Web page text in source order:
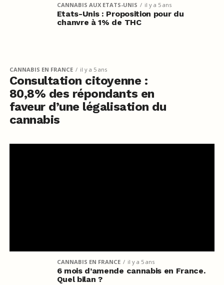
CANNABIS AUX ETATS-UNIS il y a 5 ans
Etats-Unis : Proposition pour du
chanvre à 1% de THC
CANNABIS EN FRANCE il y a 5 ans
Consultation citoyenne :
80,8% des répondants en
faveur d’une légalisation du
cannabis
CANNABIS EN FRANCE il y a 5 ans
6 mois d’amende cannabis en France.
Quel bilan ?